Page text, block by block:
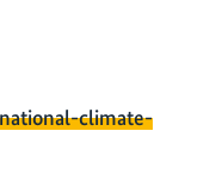
climate-